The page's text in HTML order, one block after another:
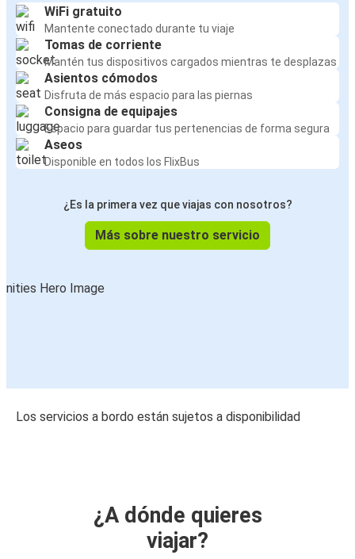
WiFi gratuito
Mantente conectado durante tu viaje
Tomas de corriente
Mantén tus dispositivos cargados mientras te desplazas
Asientos cómodos
Disfruta de más espacio para las piernas
Consigna de equipajes
Espacio para guardar tus pertenencias de forma segura
Aseos
Disponible en todos los FlixBus
¿Es la primera vez que viajas con nosotros?
Más sobre nuestro servicio
Los servicios a bordo están sujetos a disponibilidad
¿A dónde quieres
viajar?